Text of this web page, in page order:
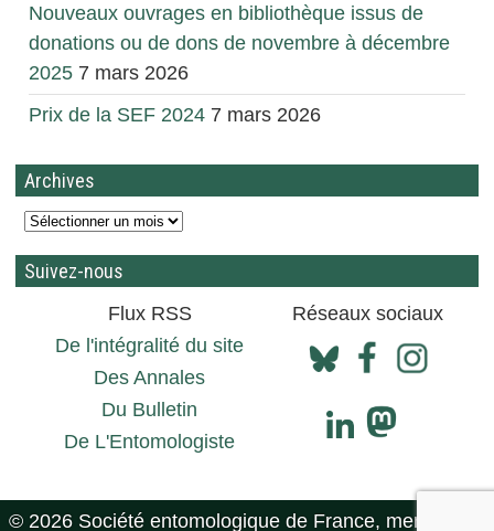
Nouveaux ouvrages en bibliothèque issus de
donations ou de dons de novembre à décembre
2025 7 mars 2026
Prix de la SEF 2024 7 mars 2026
Archives
Suivez-nous
Flux RSS
Réseaux sociaux
De l'intégralité du site
Des Annales
Du Bulletin
De L'Entomologiste
© 2026 Société entomologique de France, mentions